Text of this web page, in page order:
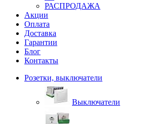
РАСПРОДАЖА
Акции
Оплата
Доставка
Гарантии
Блог
Контакты
Розетки, выключатели
Выключатели